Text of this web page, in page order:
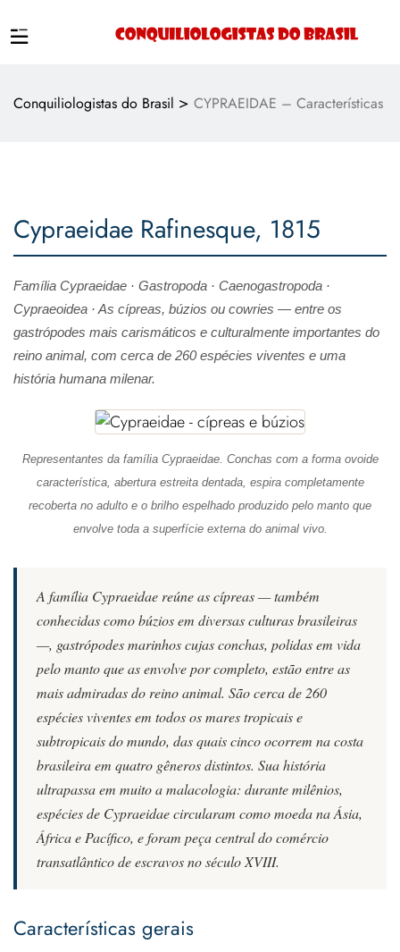
Conquiliologistas do Brasil > CYPRAEIDAE – Características
Cypraeidae Rafinesque, 1815
Família Cypraeidae · Gastropoda · Caenogastropoda ·
Cypraeoidea · As cípreas, búzios ou cowries — entre os
gastrópodes mais carismáticos e culturalmente importantes do
reino animal, com cerca de 260 espécies viventes e uma
história humana milenar.
Representantes da família Cypraeidae. Conchas com a forma ovoide
característica, abertura estreita dentada, espira completamente
recoberta no adulto e o brilho espelhado produzido pelo manto que
envolve toda a superfície externa do animal vivo.
A família Cypraeidae reúne as cípreas — também
conhecidas como búzios em diversas culturas brasileiras
—, gastrópodes marinhos cujas conchas, polidas em vida
pelo manto que as envolve por completo, estão entre as
mais admiradas do reino animal. São cerca de 260
espécies viventes em todos os mares tropicais e
subtropicais do mundo, das quais cinco ocorrem na costa
brasileira em quatro gêneros distintos. Sua história
ultrapassa em muito a malacologia: durante milênios,
espécies de Cypraeidae circularam como moeda na Ásia,
África e Pacífico, e foram peça central do comércio
transatlântico de escravos no século XVIII.
Características gerais